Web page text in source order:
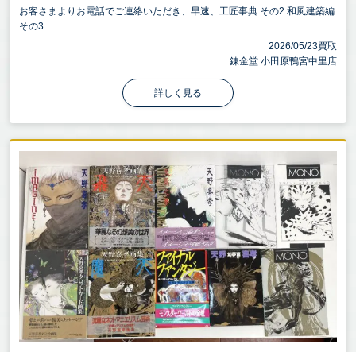
お客さまよりお電話でご連絡いただき、早速、工匠事典 その2 和風建築編
その3 ...
2026/05/23買取
錬金堂 小田原鴨宮中里店
詳しく見る